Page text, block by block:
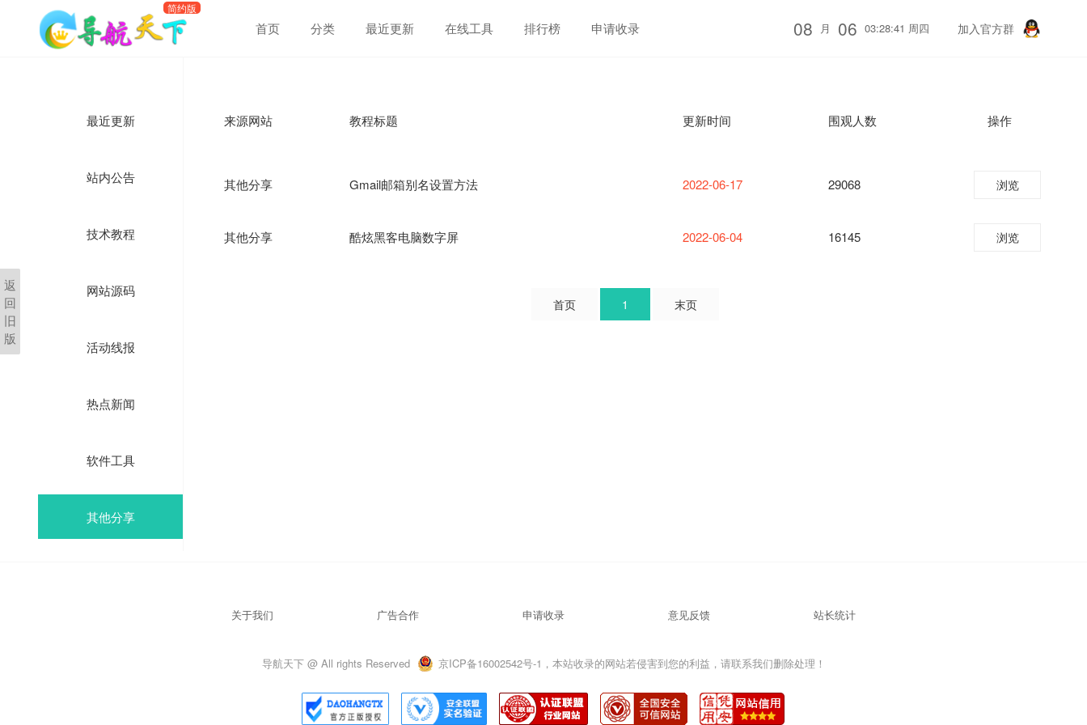
首页 分类 最近更新 在线工具 排行榜 申请收录 08 月 06 03:28:41 周四 加入官方群
最近更新
站内公告
技术教程
网站源码
活动线报
热点新闻
软件工具
其他分享
来源网站 教程标题 更新时间 围观人数 操作
其他分享 Gmail邮箱别名设置方法 2022-06-17 29068 浏览
其他分享 酷炫黑客电脑数字屏 2022-06-04 16145 浏览
首页 1 末页
关于我们 广告合作 申请收录 意见反馈 站长统计
导航天下 @ All rights Reserved 京ICP备16002542号-1，本站收录的网站若侵害到您的利益，请联系我们删除处理！
返
回
旧
版